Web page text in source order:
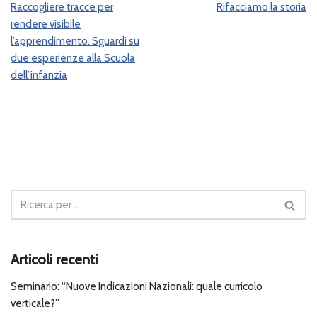
Raccogliere tracce per
rendere visibile
l’apprendimento. Sguardi su
due esperienze alla Scuola
dell’infanzia
Rifacciamo la storia
Articoli recenti
Seminario: “Nuove Indicazioni Nazionali: quale curricolo
verticale?”